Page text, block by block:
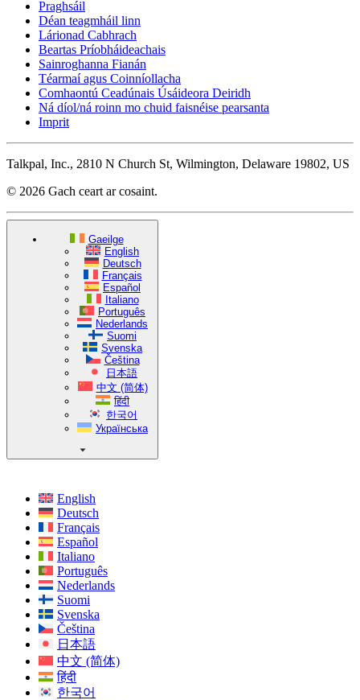
Praghsáil
Déan teagmháil linn
Lárionad Cabhrach
Beartas Príobháideachais
Sainroghanna Fianán
Téarmaí agus Coinníollacha
Comhaontú Ceadúnais Úsáideora Deiridh
Ná díol/ná roinn mo chuid faisnéise pearsanta
Imprit
Talkpal, Inc., 2810 N Church St, Wilmington, Delaware 19802, US
© 2026 Gach ceart ar cosaint.
Gaeilge
English
Deutsch
Français
Español
Italiano
Português
Nederlands
Suomi
Svenska
Čeština
日本語
中文 (简体)
हिंदी
한국어
Українська
English
Deutsch
Français
Español
Italiano
Português
Nederlands
Suomi
Svenska
Čeština
日本語
中文 (简体)
हिंदी
한국어